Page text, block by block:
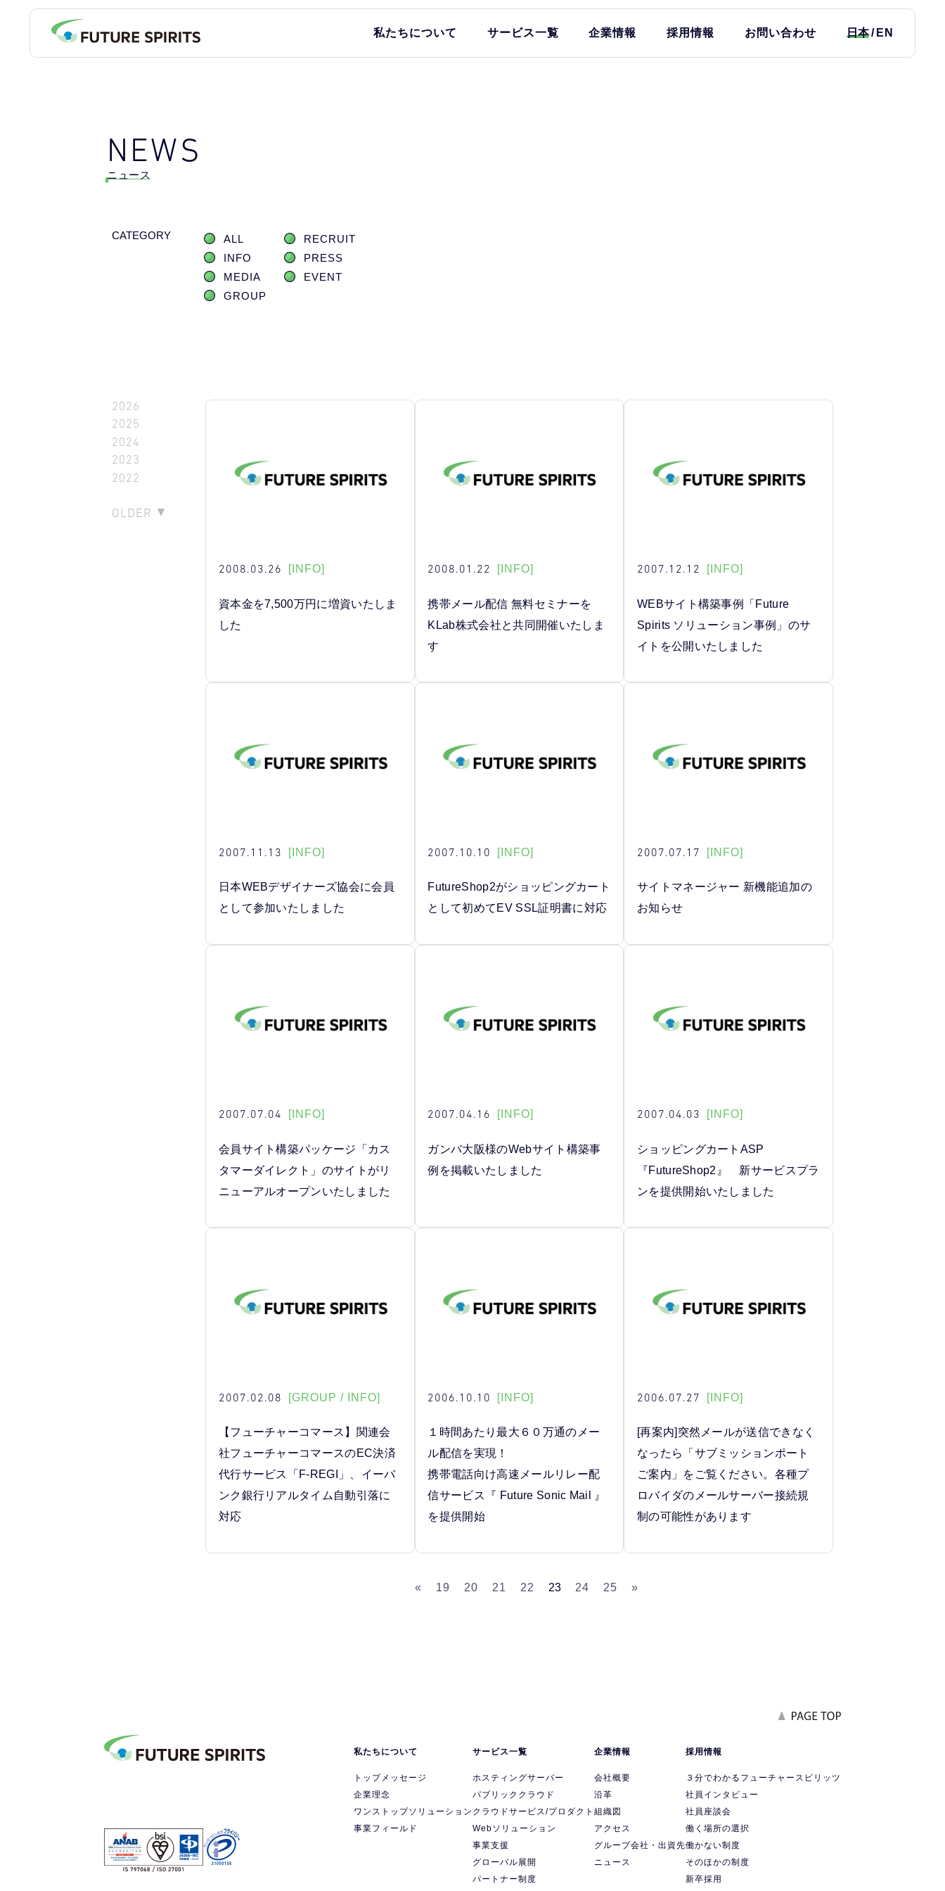
私たちについて サービス一覧 企業情報 採用情報 お問い合わせ 日本 EN
NEWS
ニュース
CATEGORY ALL
RECRUIT
INFO
PRESS
MEDIA
EVENT
GROUP
2026
2025
2024
2023
2022
OLDER
2008.03.26 [INFO]
資本金を7,500万円に増資いたしま
した
2008.01.22 [INFO]
携帯メール配信 無料セミナーを
KLab株式会社と共同開催いたしま
す
2007.12.12 [INFO]
WEBサイト構築事例「Future
Spirits ソリューション事例」のサ
イトを公開いたしました
2007.11.13 [INFO]
日本WEBデザイナーズ協会に会員
として参加いたしました
2007.10.10 [INFO]
FutureShop2がショッピングカート
として初めてEV SSL証明書に対応
2007.07.17 [INFO]
サイトマネージャー 新機能追加の
お知らせ
2007.07.04 [INFO]
会員サイト構築パッケージ「カス
タマーダイレクト」のサイトがリ
ニューアルオープンいたしました
2007.04.16 [INFO]
ガンバ大阪様のWebサイト構築事
例を掲載いたしました
2007.04.03 [INFO]
ショッピングカートASP
『FutureShop2』 新サービスプラ
ンを提供開始いたしました
2007.02.08 [GROUP / INFO]
【フューチャーコマース】関連会
社フューチャーコマースのEC決済
代行サービス「F-REGI」、イーバ
ンク銀行リアルタイム自動引落に
対応
2006.10.10 [INFO]
１時間あたり最大６０万通のメー
ル配信を実現！
携帯電話向け高速メールリレー配
信サービス『 Future Sonic Mail 』
を提供開始
2006.07.27 [INFO]
[再案内]突然メールが送信できなく
なったら「サブミッションポート
ご案内」をご覧ください。各種プ
ロバイダのメールサーバー接続規
制の可能性があります
« 19 20 21 22 23 24 25 »
私たちについて
トップメッセージ
企業理念
ワンストップソリューション
事業フィールド
サービス一覧
ホスティングサーバー
パブリッククラウド
クラウドサービス/プロダクト
Webソリューション
事業支援
グローバル展開
パートナー制度
企業情報
会社概要
沿革
組織図
アクセス
グループ会社・出資先
ニュース
採用情報
３分でわかるフューチャースピリッツ
社員インタビュー
社員座談会
働く場所の選択
働かない制度
そのほかの制度
新卒採用